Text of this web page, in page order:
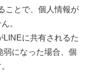
ことで、個人情報が
。
に共有されるた
弱になった場合、個